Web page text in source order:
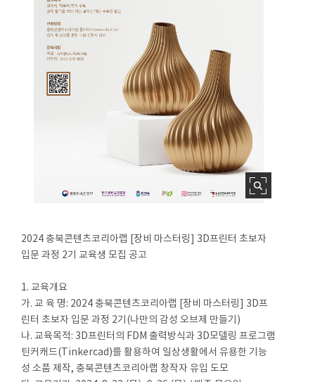
2024 충북콘텐츠코리아랩 [장비 마스터링] 3D프린터 초보자
입문 과정 2기 교육생 모집 공고
1. 교육개요
가. 교 육 명: 2024 충북콘텐츠코리아랩 [장비 마스터링] 3D프
린터 초보자 입문 과정 2기(나만의 감성 오브제 만들기)
나. 교육목적: 3D프린터의 FDM 출력방식과 3D모델링 프로그램
틴커캐드(Tinkercad)를 활용하여 일상생활에서 유용한 기능
성 소품 제작, 충북콘텐츠코리아랩 창작자 유입 도모